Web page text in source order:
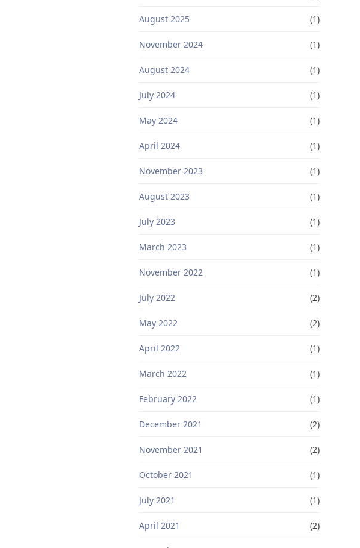
August 2025 (1)
November 2024 (1)
August 2024 (1)
July 2024 (1)
May 2024 (1)
April 2024 (1)
November 2023 (1)
August 2023 (1)
July 2023 (1)
March 2023 (1)
November 2022 (1)
July 2022 (2)
May 2022 (2)
April 2022 (1)
March 2022 (1)
February 2022 (1)
December 2021 (2)
November 2021 (2)
October 2021 (1)
July 2021 (1)
April 2021 (2)